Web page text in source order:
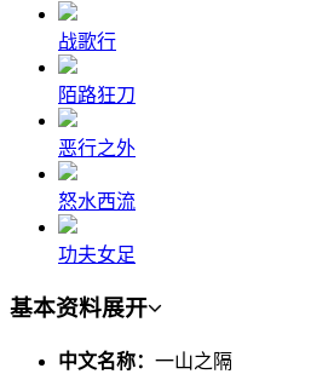
战歌行
陌路狂刀
恶行之外
怒水西流
功夫女足
基本资料展开
中文名称： 一山之隔